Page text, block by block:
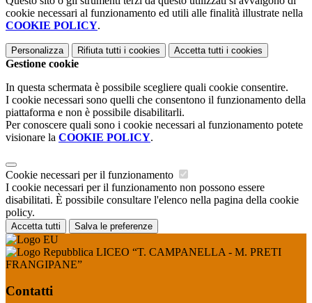
cookie necessari al funzionamento ed utili alle finalità illustrate nella
COOKIE POLICY.
Personalizza Rifiuta tutti i cookies Accetta tutti i cookies
Gestione cookie
In questa schermata è possibile scegliere quali cookie consentire.
I cookie necessari sono quelli che consentono il funzionamento della
piattaforma e non è possibile disabilitarli.
Per conoscere quali sono i cookie necessari al funzionamento potete
visionare la COOKIE POLICY.
Cookie necessari per il funzionamento
I cookie necessari per il funzionamento non possono essere
disabilitati. È possibile consultare l'elenco nella pagina della cookie
policy.
Accetta tutti Salva le preferenze
LICEO “T. CAMPANELLA - M. PRETI
FRANGIPANE”
Contatti